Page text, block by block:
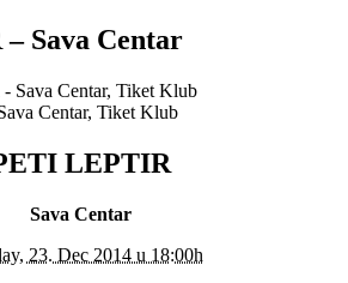
Sava Centar
Centar, Tiket Klub
LEPTIR
Sava Centar
23. Dec 2014 u 18:00h